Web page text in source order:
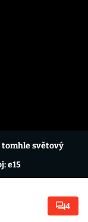
tomhle světový
e15
4